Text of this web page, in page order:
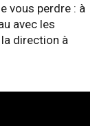
vous perdre : à
avec les
direction à